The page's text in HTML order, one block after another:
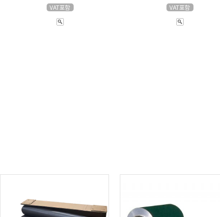
VAT포함 VAT포함